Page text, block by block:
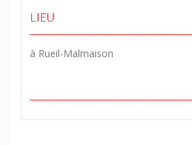
LIEU
à Rueil-Malmaison